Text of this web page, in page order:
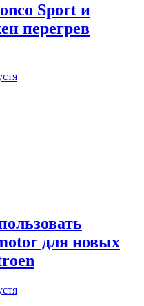
Sport и
перегрев
для новых